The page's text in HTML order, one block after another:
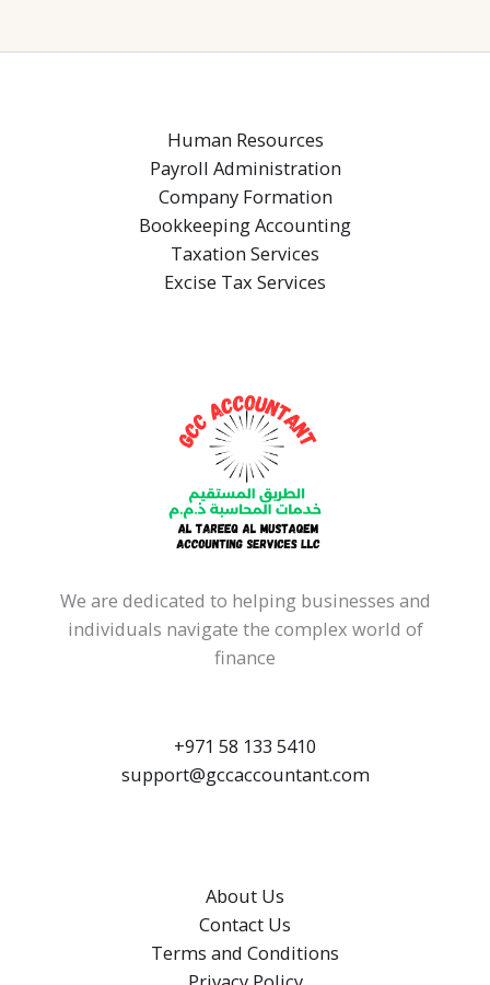
Human Resources
Payroll Administration
Company Formation
Bookkeeping Accounting
Taxation Services
Excise Tax Services
We are dedicated to helping businesses and
individuals navigate the complex world of
finance
+971 58 133 5410
support@gccaccountant.com
About Us
Contact Us
Terms and Conditions